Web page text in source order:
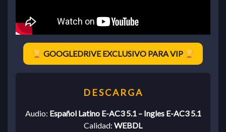
GOOGLEDRIVE EXCLUSIVO PARA VIP
Audio: Español Latino E-AC3 5.1 – Ingles E-AC3 5.1
Calidad: WEBDL